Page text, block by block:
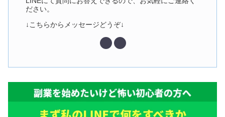
ださい。
↓こちらからメッセージどうぞ↓